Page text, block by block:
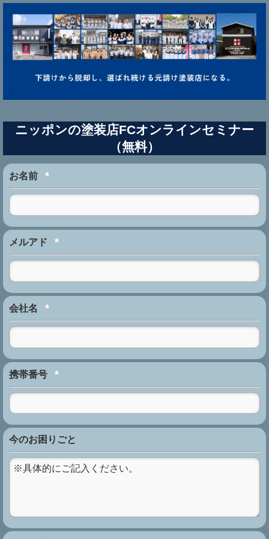
ニッポンの塗装店FCオンラインセミナー
（無料）
お名前 *
メルアド *
会社名 *
携帯番号 *
今のお困りごと